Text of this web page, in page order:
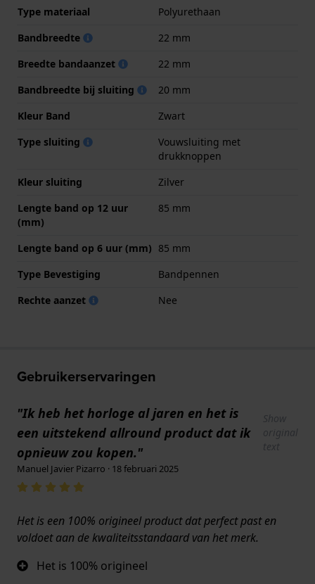
Type materiaal
Polyurethaan
Bandbreedte
22 mm
Breedte bandaanzet
22 mm
Bandbreedte bij sluiting
20 mm
Kleur Band
Zwart
Type sluiting
Vouwsluiting met
drukknoppen
Kleur sluiting
Zilver
Lengte band op 12 uur
(mm)
85 mm
Lengte band op 6 uur (mm) 85 mm
Type Bevestiging
Bandpennen
Rechte aanzet
Nee
Gebruikerservaringen
"Ik heb het horloge al jaren en het is
een uitstekend allround product dat ik
opnieuw zou kopen."
Show
original
text
Manuel Javier Pizarro · 18 februari 2025
Het is een 100% origineel product dat perfect past en
voldoet aan de kwaliteitsstandaard van het merk.
Het is 100% origineel